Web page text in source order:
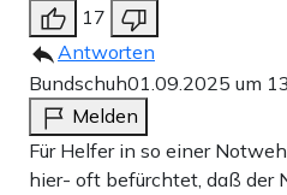
17
Antworten
Bundschuh01.09.2025 um
Melden
Für Helfer in so einer
hier- oft befürchtet, daß der